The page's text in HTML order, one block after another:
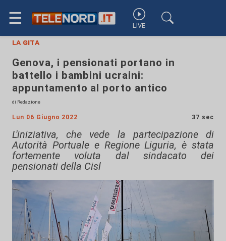
☰ LIVE
la gita
Genova, i pensionati portano in
battello i bambini ucraini:
appuntamento al porto antico
di Redazione
Lun 06 Giugno 2022 37 sec
L'iniziativa, che vede la partecipazione di
Autorità Portuale e Regione Liguria, è stata
fortemente voluta dal sindacato dei
pensionati della Cisl